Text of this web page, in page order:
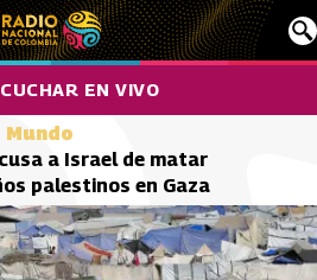
EN VIVO
Mundo
a Israel de matar
palestinos en Gaza